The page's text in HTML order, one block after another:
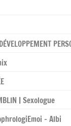
| Sexologue
– Albi